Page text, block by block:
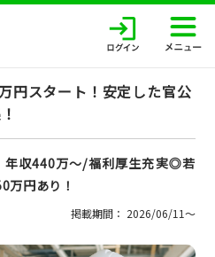
円スタート！安定した官公
年収440万～/福利厚生充実◎若
円あり！
掲載期間： 2026/06/11〜